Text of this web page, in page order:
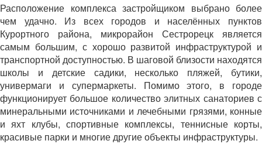
Расположение комплекса застройщиком выбрано более
чем удачно. Из всех городов и населённых пунктов
Курортного района, микрорайон Сестрорецк является
самым большим, с хорошо развитой инфраструктурой и
транспортной доступностью. В шаговой близости находятся
школы и детские садики, несколько пляжей, бутики,
универмаги и супермаркеты. Помимо этого, в городе
функционирует большое количество элитных санаториев с
минеральными источниками и лечебными грязями, конные
и яхт клубы, спортивные комплексы, теннисные корты,
красивые парки и многие другие объекты инфраструктуры.